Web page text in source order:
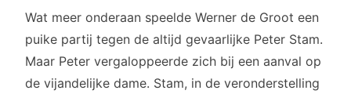
Wat meer onderaan speelde Werner de Groot een
puike partij tegen de altijd gevaarlijke Peter Stam.
Maar Peter vergaloppeerde zich bij een aanval op
de vijandelijke dame. Stam, in de veronderstelling